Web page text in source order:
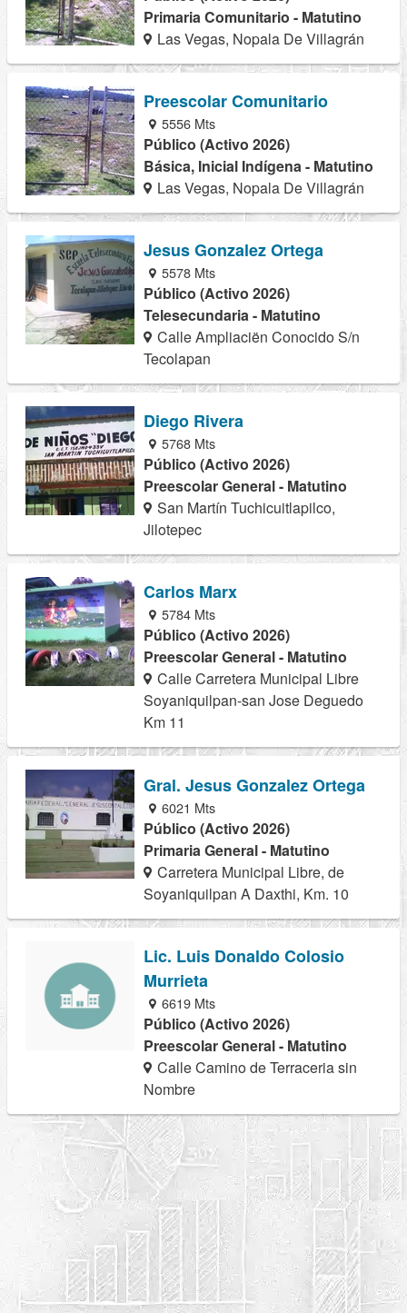
Primaria Comunitario - Matutino
Las Vegas, Nopala De Villagrán
Preescolar Comunitario
5556 Mts
Público (Activo 2026)
Básica, Inicial Indígena - Matutino
Las Vegas, Nopala De Villagrán
Jesus Gonzalez Ortega
5578 Mts
Público (Activo 2026)
Telesecundaria - Matutino
Calle Ampliaciën Conocido S/n
Tecolapan
Diego Rivera
5768 Mts
Público (Activo 2026)
Preescolar General - Matutino
San Martín Tuchicuitlapilco,
Jilotepec
Carlos Marx
5784 Mts
Público (Activo 2026)
Preescolar General - Matutino
Calle Carretera Municipal Libre
Soyaniquilpan-san Jose Deguedo
Km 11
Gral. Jesus Gonzalez Ortega
6021 Mts
Público (Activo 2026)
Primaria General - Matutino
Carretera Municipal Libre, de
Soyaniquilpan A Daxthi, Km. 10
Lic. Luis Donaldo Colosio
Murrieta
6619 Mts
Público (Activo 2026)
Preescolar General - Matutino
Calle Camino de Terraceria sin
Nombre